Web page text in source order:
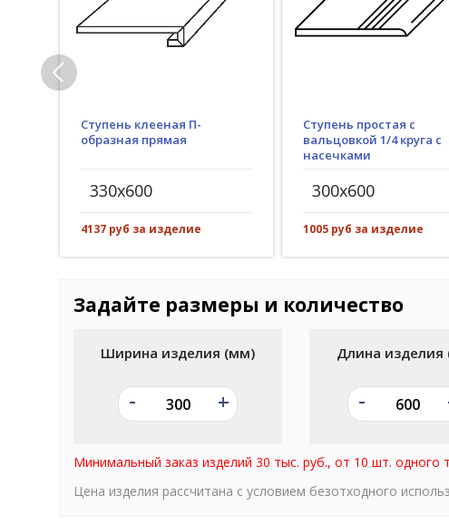
Ступень клееная П-
образная прямая
330x600
4137 руб за изделие
Ступень простая с
вальцовкой 1/4 круга с
насечками
300x600
1005 руб за изделие
Задайте размеры и количество
Ширина изделия (мм)
- +
Длина
-
Минимальный заказ изделий 30 тыс. руб., от 10 шт. одного
Цена изделия рассчитана с условием безотходного